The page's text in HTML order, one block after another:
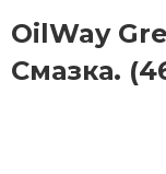
OilWay
Смазка.